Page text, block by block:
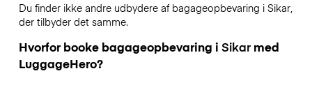
Du finder ikke andre udbydere af bagageopbevaring i Sikar,
der tilbyder det samme.
Hvorfor booke bagageopbevaring i Sikarmed
LuggageHero?